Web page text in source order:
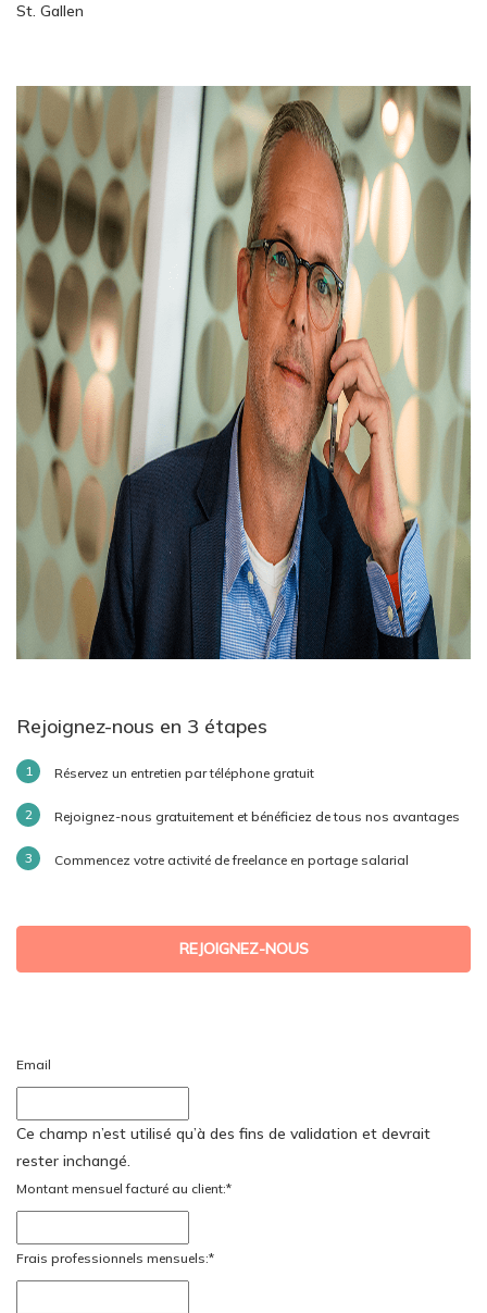
St. Gallen
Rejoignez-nous en 3 étapes
Réservez un entretien par téléphone gratuit
Rejoignez-nous gratuitement et bénéficiez de tous nos avantages
Commencez votre activité de freelance en portage salarial
REJOIGNEZ-NOUS
Email
Ce champ n’est utilisé qu’à des fins de validation et devrait
rester inchangé.
Montant mensuel facturé au client:*
Frais professionnels mensuels:*